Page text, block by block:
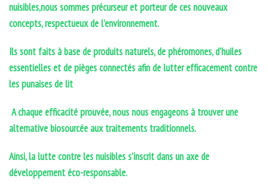
nuisibles,nous sommes précurseur et porteur de ces nouveaux
concepts, respectueux de l’environnement.
Ils sont faits à base de produits naturels, de phéromones, d’huiles
essentielles et de pièges connectés afin de lutter efficacement contre
les punaises de lit
A chaque efficacité prouvée, nous nous engageons à trouver une
alternative biosourcée aux traitements traditionnels.
Ainsi, la lutte contre les nuisibles s’inscrit dans un axe de
développement éco-responsable.